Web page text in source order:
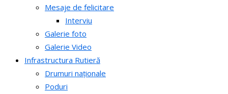
Mesaje de felicitare
Interviu
Galerie foto
Galerie Video
Infrastructura Rutieră
Drumuri naționale
Poduri